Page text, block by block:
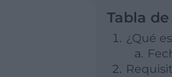
Tabla
¿Qué